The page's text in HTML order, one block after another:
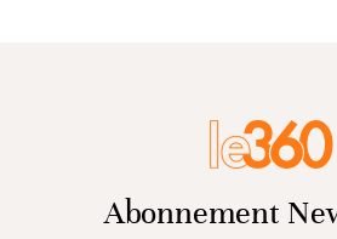
Abonnement